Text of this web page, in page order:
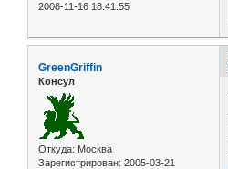
2008-11-16 18:41:55
GreenGriffin
Консул
Откуда: Москва
Зарегистрирован: 2005-03-21